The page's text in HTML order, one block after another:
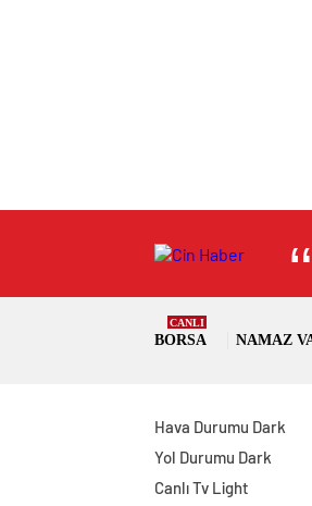
BORSA
CANLI
NAMAZ
Hava Durumu Dark
Yol Durumu Dark
Canlı Tv Light